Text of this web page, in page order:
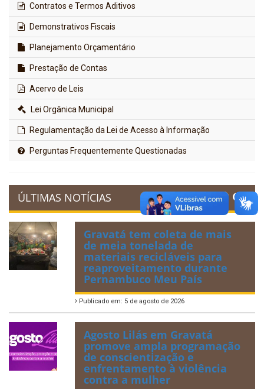
Contratos e Termos Aditivos
Demonstrativos Fiscais
Planejamento Orçamentário
Prestação de Contas
Acervo de Leis
Lei Orgânica Municipal
Regulamentação da Lei de Acesso à Informação
Perguntas Frequentemente Questionadas
ÚLTIMAS NOTÍCIAS
Gravatá tem coleta de mais
de meia tonelada de
materiais recicláveis para
reaproveitamento durante
Pernambuco Meu País
Publicado em: 5 de agosto de 2026
Agosto Lilás em Gravatá
promove ampla programação
de conscientização e
enfrentamento à violência
contra a mulher